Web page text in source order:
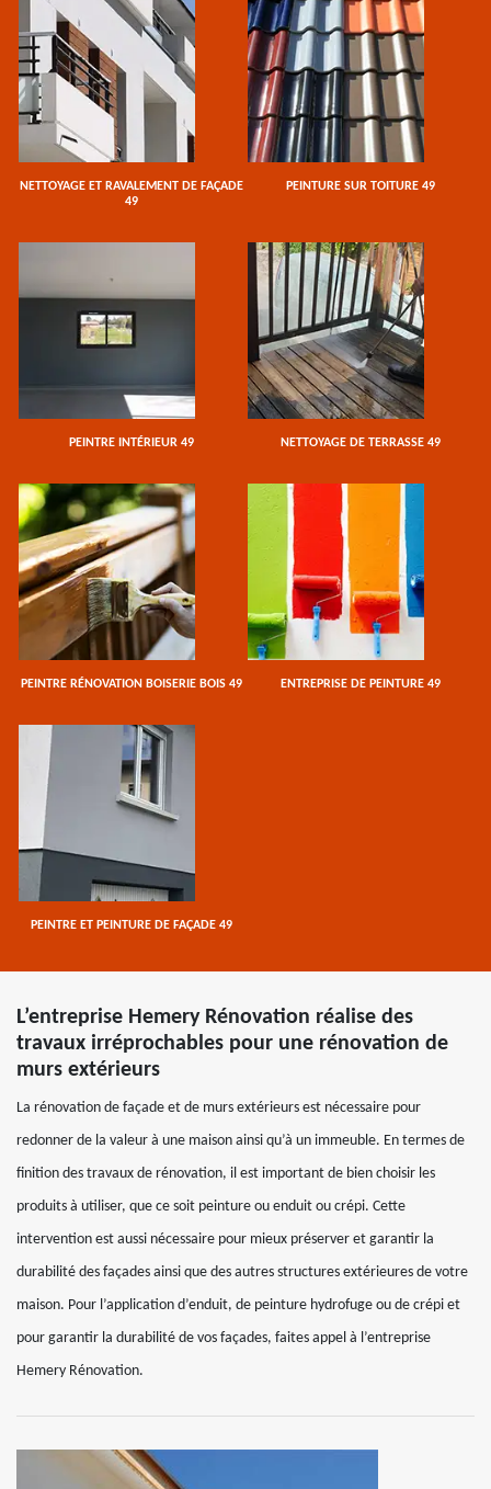
NETTOYAGE ET RAVALEMENT DE FAÇADE
49
PEINTURE SUR TOITURE 49
PEINTRE INTÉRIEUR 49 NETTOYAGE DE TERRASSE 49
PEINTRE RÉNOVATION BOISERIE BOIS 49 ENTREPRISE DE PEINTURE 49
PEINTRE ET PEINTURE DE FAÇADE 49
L’entreprise Hemery Rénovation réalise des
travaux irréprochables pour une rénovation de
murs extérieurs
La rénovation de façade et de murs extérieurs est nécessaire pour
redonner de la valeur à une maison ainsi qu’à un immeuble. En termes de
finition des travaux de rénovation, il est important de bien choisir les
produits à utiliser, que ce soit peinture ou enduit ou crépi. Cette
intervention est aussi nécessaire pour mieux préserver et garantir la
durabilité des façades ainsi que des autres structures extérieures de votre
maison. Pour l’application d’enduit, de peinture hydrofuge ou de crépi et
pour garantir la durabilité de vos façades, faites appel à l’entreprise
Hemery Rénovation.